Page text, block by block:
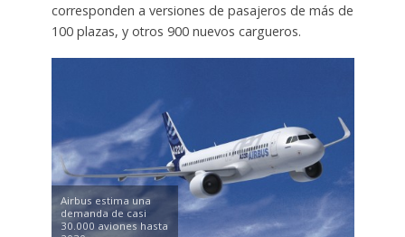
corresponden a versiones de pasajeros de más de
100 plazas, y otros 900 nuevos cargueros.
Airbus estima una
demanda de casi
30.000 aviones hasta